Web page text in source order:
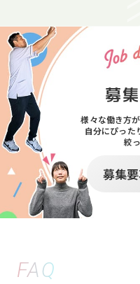
様々な働き方
自分にぴった
絞
募集
FAQ